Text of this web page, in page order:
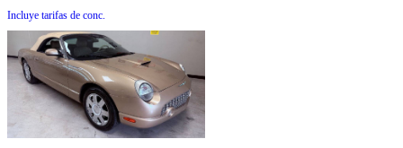
Incluye tarifas de conc.